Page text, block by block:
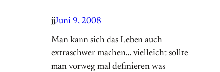
jjJuni 9, 2008
Man kann sich das Leben auch
extraschwer machen… vielleicht sollte
man vorweg mal definieren was